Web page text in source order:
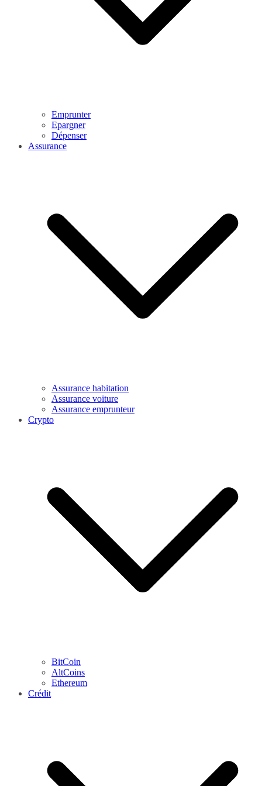
Emprunter
Epargner
Dépenser
Assurance
Assurance habitation
Assurance voiture
Assurance emprunteur
Crypto
BitCoin
AltCoins
Ethereum
Crédit